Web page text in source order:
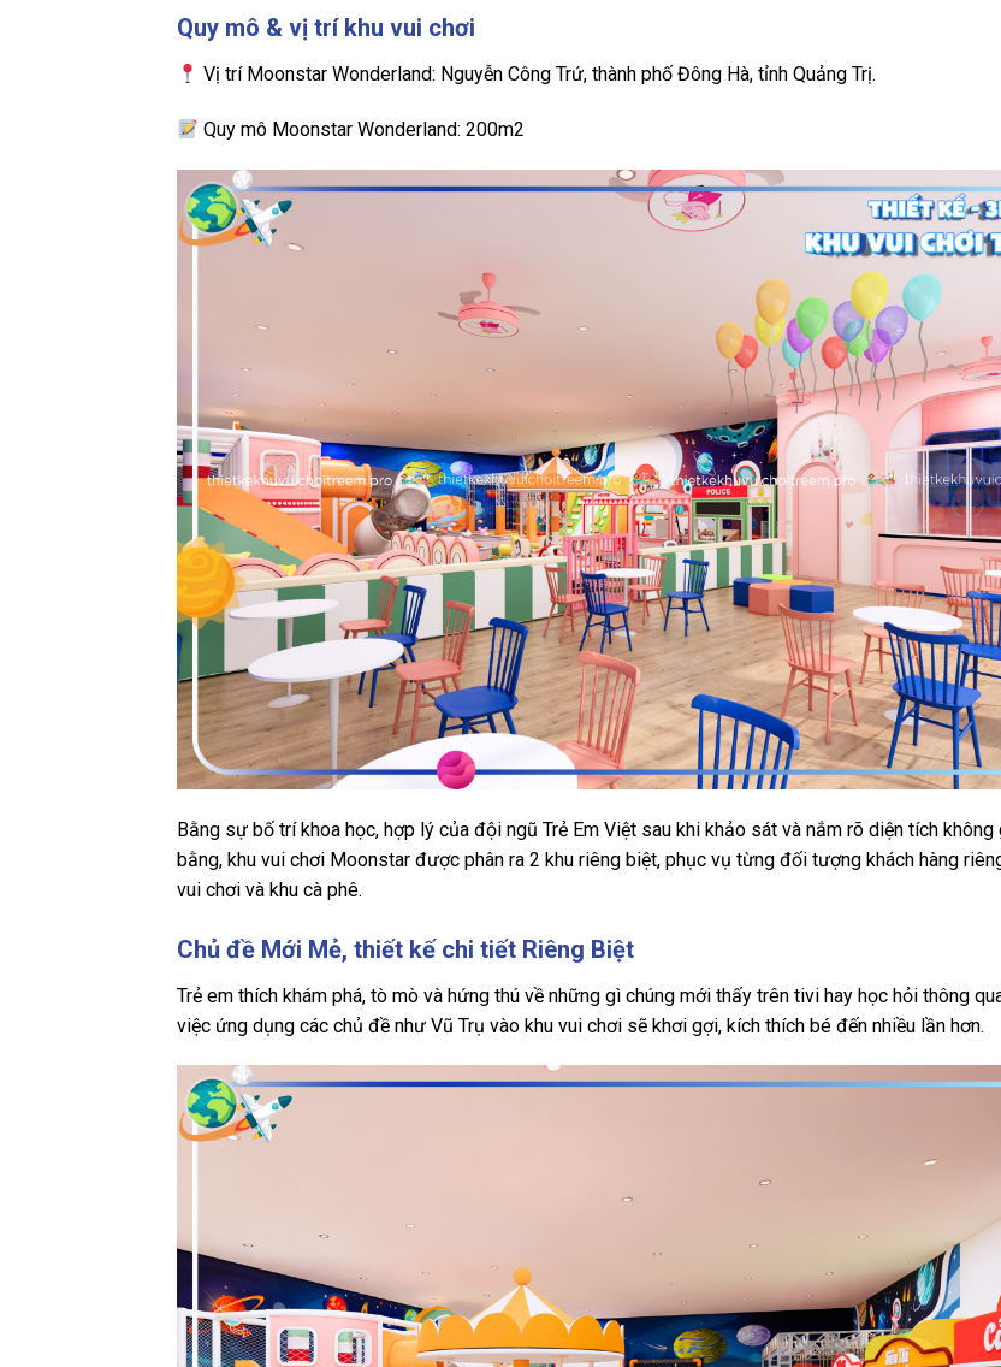
Quy mô & vị trí khu vui chơi
Vị trí Moonstar Wonderland: Nguyễn Công Trứ, thành phố Đông Hà, tỉnh Quảng Trị.
Quy mô Moonstar Wonderland: 200m2
Bằng sự bố trí khoa học, hợp lý của đội ngũ Trẻ Em Việt sau khi khảo sát và nắm rõ diện tích không
bằng, khu vui chơi Moonstar được phân ra 2 khu riêng biệt, phục vụ từng đối tượng khách hàng
vui chơi và khu cà phê.
Chủ đề Mới Mẻ, thiết kế chi tiết Riêng Biệt
Trẻ em thích khám phá, tò mò và hứng thú về những gì chúng mới thấy trên tivi hay học hỏi thông
việc ứng dụng các chủ đề như Vũ Trụ vào khu vui chơi sẽ khơi gợi, kích thích bé đến nhiều lần hơn.